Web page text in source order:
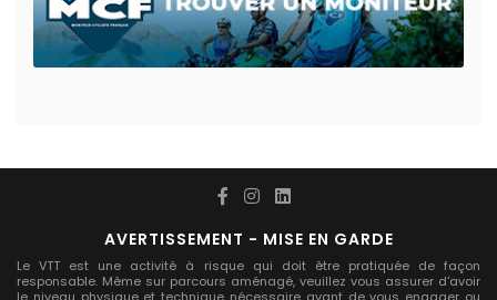
AVERTISSEMENT - MISE EN GARDE
Le VTT est une activité à risque qui doit être pratiquée de façon
responsable. Même sur parcours aménagé, veuillez vous assurer d'avoir